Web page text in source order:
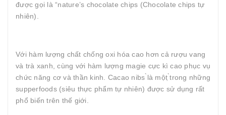
được gọi là “nature’s chocolate chips (Chocolate chips tự
nhiên).
Với hàm lượng chất chống oxi hóa cao hơn cả rượu vang
và trà xanh, cùng với hàm lượng magie cực kì cao phục vụ
chức năng cơ và thần kinh. Cacao nibs ̀là một ̣̀trong những
supperfoods (siêu thực phẩm tự nhiên) được sử dụng rất
phổ biến trên thế giới.